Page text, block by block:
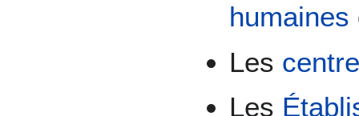
humaines
Les
Les